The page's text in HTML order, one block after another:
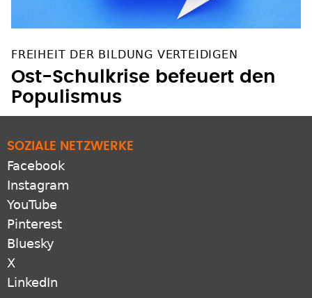
FREIHEIT DER BILDUNG VERTEIDIGEN
Ost-Schulkrise befeuert den
Populismus
SOZIALE NETZWERKE
Facebook
Instagram
YouTube
Pinterest
Bluesky
X